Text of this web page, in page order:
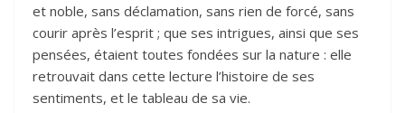
et noble, sans déclamation, sans rien de forcé, sans
courir après l’esprit ; que ses intrigues, ainsi que ses
pensées, étaient toutes fondées sur la nature : elle
retrouvait dans cette lecture l’histoire de ses
sentiments, et le tableau de sa vie.